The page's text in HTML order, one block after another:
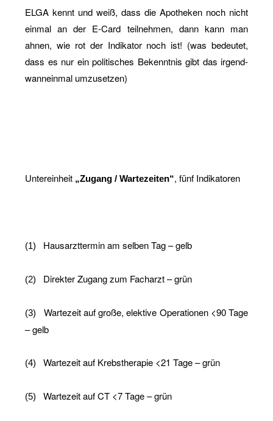
ELGA kennt und weiß, dass die Apo­the­ken noch nicht
ein­mal an der E-Card teil­neh­men, dann kann man
ahnen, wie rot der In­di­ka­tor noch ist! (was be­deu­tet,
dass es nur ein po­li­ti­sches Be­kennt­nis gibt das ir­gend­
wan­nein­mal um­zu­set­zen)
Un­ter­ein­heit „Zu­gang / War­te­zei­ten“, fünf In­di­ka­to­ren
(1) Haus­arzt­ter­min am sel­ben Tag – gelb
(2) Di­rek­ter Zu­gang zum Fach­arzt – grün
(3)
War­te­zeit auf große, elek­ti­ve Ope­ra­tio­nen <90 Tage
– gelb
(4) War­te­zeit auf Krebs­the­ra­pie <21 Tage – grün
(5) War­te­zeit auf CT <7 Tage – grün